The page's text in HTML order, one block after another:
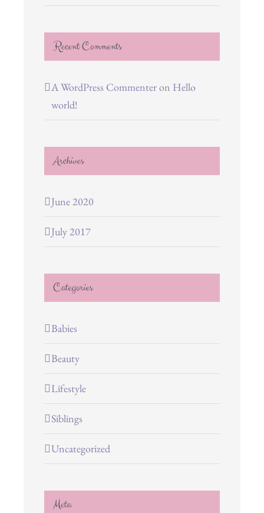
Recent Comments
A WordPress Commenteron Hello
world!
Archives
June 2020
July 2017
Categories
Babies
Beauty
Lifestyle
Siblings
Uncategorized
Meta